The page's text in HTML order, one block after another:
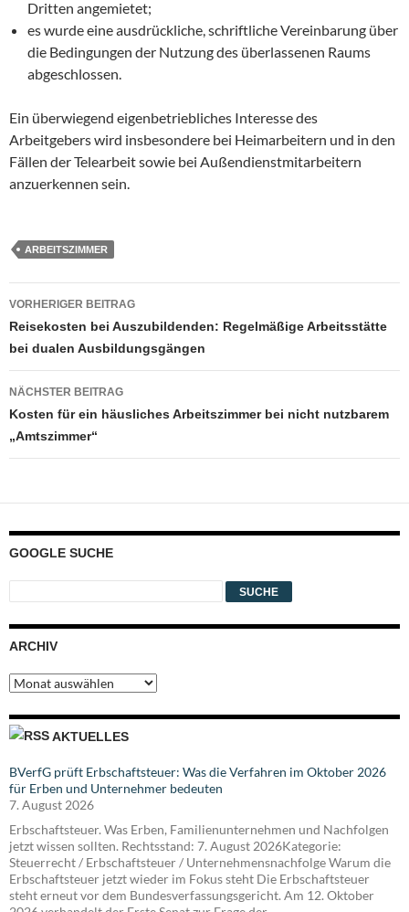
Dritten angemietet;
es wurde eine ausdrückliche, schriftliche Vereinbarung über
die Bedingungen der Nutzung des überlassenen Raums
abgeschlossen.
Ein überwiegend eigenbetriebliches Interesse des
Arbeitgebers wird insbesondere bei Heimarbeitern und in den
Fällen der Telearbeit sowie bei Außendienstmitarbeitern
anzuerkennen sein.
ARBEITSZIMMER
Beitragsnavigation
VORHERIGER BEITRAG
Reisekosten bei Auszubildenden: Regelmäßige Arbeitsstätte
bei dualen Ausbildungsgängen
NÄCHSTER BEITRAG
Kosten für ein häusliches Arbeitszimmer bei nicht nutzbarem
„Amtszimmer“
GOOGLE SUCHE
ARCHIV
Archiv
AKTUELLES
BVerfG prüft Erbschaftsteuer: Was die Verfahren im Oktober 2026
für Erben und Unternehmer bedeuten
7. August 2026
Erbschaftsteuer. Was Erben, Familienunternehmen und Nachfolgen
jetzt wissen sollten. Rechtsstand: 7. August 2026Kategorie:
Steuerrecht / Erbschaftsteuer / Unternehmensnachfolge Warum die
Erbschaftsteuer jetzt wieder im Fokus steht Die Erbschaftsteuer
steht erneut vor dem Bundesverfassungsgericht. Am 12. Oktober